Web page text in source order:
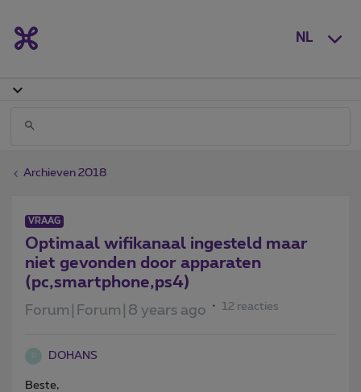
NL
Archieven 2018
VRAAG
Optimaal wifikanaal ingesteld maar
niet gevonden door apparaten
(pc,smartphone,ps4)
Forum|Forum|8 years ago 12 reacties
D DOHANS
Beste,